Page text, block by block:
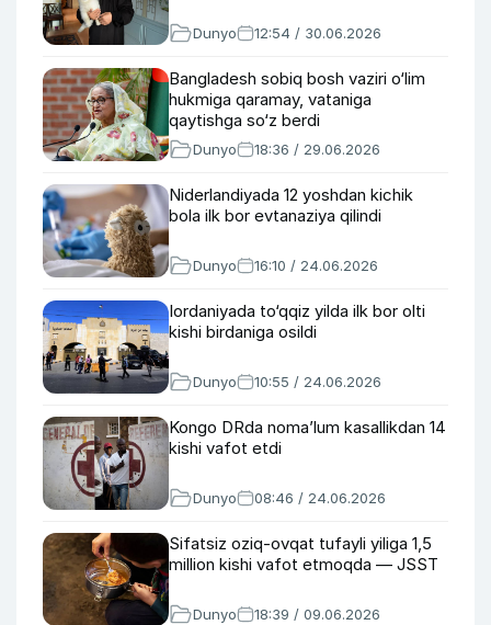
Dunyo 12:54 / 30.06.2026
Bangladesh sobiq bosh vaziri o‘lim
hukmiga qaramay, vataniga
qaytishga so‘z berdi
Dunyo 18:36 / 29.06.2026
Niderlandiyada 12 yoshdan kichik
bola ilk bor evtanaziya qilindi
Dunyo 16:10 / 24.06.2026
Iordaniyada to‘qqiz yilda ilk bor olti
kishi birdaniga osildi
Dunyo 10:55 / 24.06.2026
Kongo DRda noma’lum kasallikdan 14
kishi vafot etdi
Dunyo 08:46 / 24.06.2026
Sifatsiz oziq-ovqat tufayli yiliga 1,5
million kishi vafot etmoqda — JSST
Dunyo 18:39 / 09.06.2026